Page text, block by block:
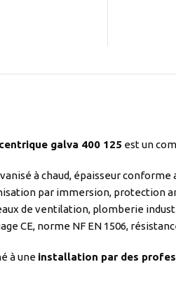
galva 400 125 est un
à chaud, épaisseur conforme
par immersion, protection
de ventilation, plomberie
CE, norme NF EN 1506,
à une installation par des